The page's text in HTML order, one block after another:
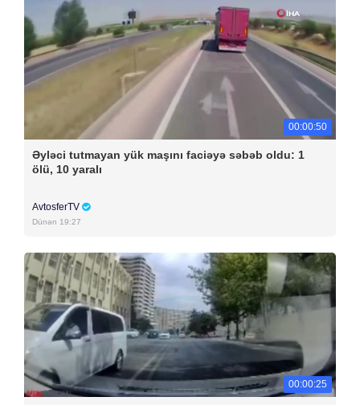
00:00:50
Əyləci tutmayan yük maşını faciəyə səbəb oldu: 1
ölü, 10 yaralı
AvtosferTV
Dünən 19:27
00:00:25